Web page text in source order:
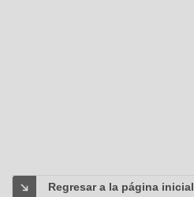
Regresar a la página inicial